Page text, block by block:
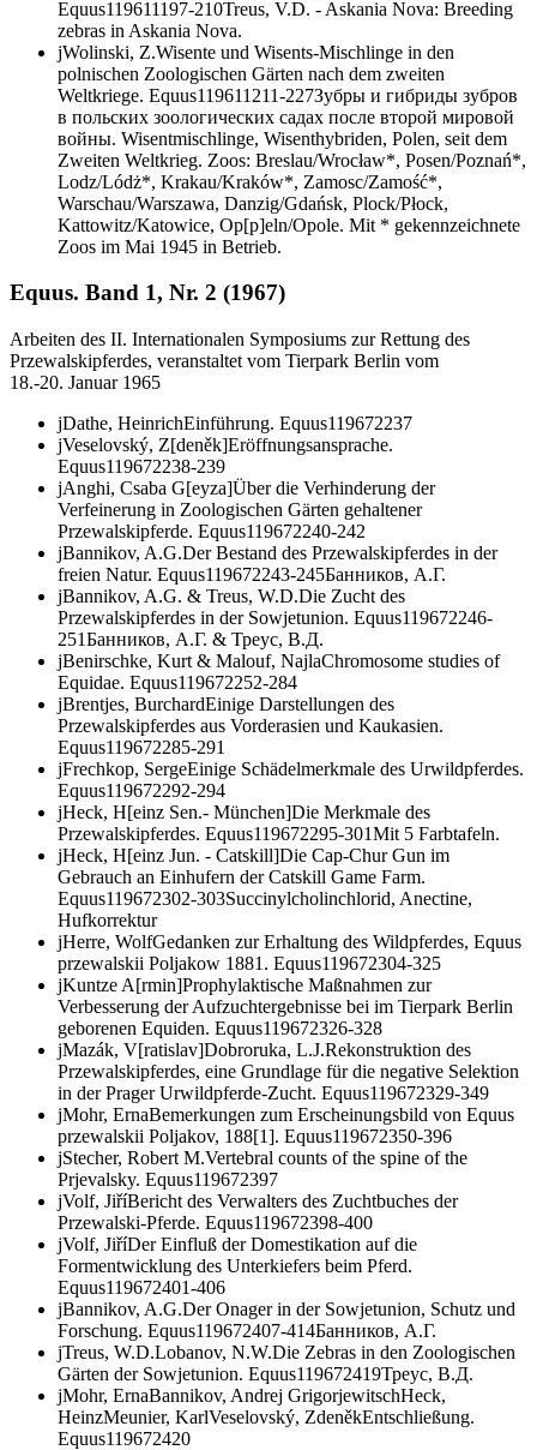
Equus119611197-210Treus, V.D. - Askania Nova: Breeding
zebras in Askania Nova.
jWolinski, Z.Wisente und Wisents-Mischlinge in den
polnischen Zoologischen Gärten nach dem zweiten
Weltkriege. Equus119611 211-227Зубры и гибриды зубров
в польских зоологических садах после второй мировой
войны. Wisentmischlinge, Wisenthybriden, Polen, seit dem
Zweiten Weltkrieg. Zoos: Breslau/Wrocław*, Posen/Poznań*,
Lodz/Lódż*, Krakau/Kraków*, Zamosc/Zamość*,
Warschau/Warszawa, Danzig/Gdańsk, Plock/Płock,
Kattowitz/Katowice, Op[p]eln/Opole. Mit * gekennzeichnete
Zoos im Mai 1945 in Betrieb.
Equus. Band 1, Nr. 2 (1967)
Arbeiten des II. Internationalen Symposiums zur Rettung des
Przewalskipferdes, veranstaltet vom Tierpark Berlin vom
18.-20. Januar 1965
jDathe, HeinrichEinführung. Equus119672237
jVeselovský, Z[deněk]Eröffnungsansprache.
Equus119672238-239
jAnghi, Csaba G[eyza]Über die Verhinderung der
Verfeinerung in Zoologischen Gärten gehaltener
Przewalskipferde. Equus119672240-242
jBannikov, A.G.Der Bestand des Przewalskipferdes in der
freien Natur. Equus119672243-245Банников, А.Г.
jBannikov, A.G. & Treus, W.D.Die Zucht des
Przewalskipferdes in der Sowjetunion. Equus119672246-
251Банников, А.Г. & Треус, В.Д.
jBenirschke, Kurt & Malouf, NajlaChromosome studies of
Equidae. Equus119672252-284
jBrentjes, BurchardEinige Darstellungen des
Przewalskipferdes aus Vorderasien und Kaukasien.
Equus119672285-291
jFrechkop, SergeEinige Schädelmerkmale des Urwildpferdes.
Equus119672292-294
jHeck, H[einz Sen.- München]Die Merkmale des
Przewalskipferdes. Equus119672295-301Mit 5 Farbtafeln.
jHeck, H[einz Jun. - Catskill]Die Cap-Chur Gun im
Gebrauch an Einhufern der Catskill Game Farm.
Equus119672302-303Succinylcholinchlorid, Anectine,
Hufkorrektur
jHerre, WolfGedanken zur Erhaltung des Wildpferdes, Equus
przewalskii Poljakow 1881. Equus119672304-325
jKuntze A[rmin]Prophylaktische Maßnahmen zur
Verbesserung der Aufzuchtergebnisse bei im Tierpark Berlin
geborenen Equiden. Equus119672326-328
jMazák, V[ratislav]Dobroruka, L.J.Rekonstruktion des
Przewalskipferdes, eine Grundlage für die negative Selektion
in der Prager Urwildpferde-Zucht. Equus119672329-349
jMohr, ErnaBemerkungen zum Erscheinungsbild von Equus
przewalskii Poljakov, 188[1]. Equus119672350-396
jStecher, Robert M.Vertebral counts of the spine of the
Prjevalsky. Equus119672397
jVolf, JiříBericht des Verwalters des Zuchtbuches der
Przewalski-Pferde. Equus119672398-400
jVolf, JiříDer Einfluß der Domestikation auf die
Formentwicklung des Unterkiefers beim Pferd.
Equus119672401-406
jBannikov, A.G.Der Onager in der Sowjetunion, Schutz und
Forschung. Equus119672407-414Банников, А.Г.
jTreus, W.D.Lobanov, N.W.Die Zebras in den Zoologischen
Gärten der Sowjetunion. Equus119672419Треус, В.Д.
jMohr, ErnaBannikov, Andrej GrigorjewitschHeck,
HeinzMeunier, KarlVeselovský, ZdeněkEntschließung.
Equus119672420